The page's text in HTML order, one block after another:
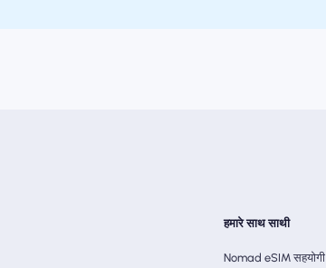
हमारे साथ साथी
Nomad eSIM सहयोगी